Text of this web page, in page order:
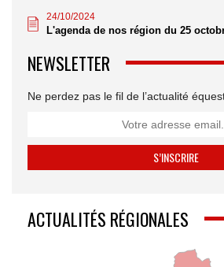
24/10/2024
L'agenda de nos région du 25
NEWSLETTER
Ne perdez pas le fil de l’actualité
ACTUALITÉS RÉGIONALES